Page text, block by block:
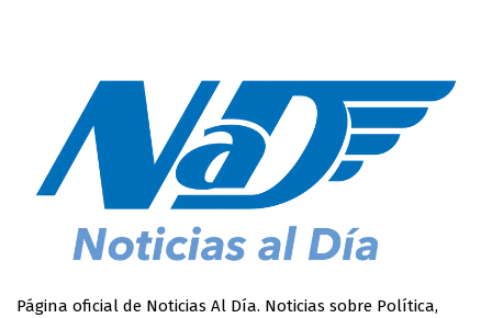
Página oficial de Noticias Al Día. Noticias sobre Política,